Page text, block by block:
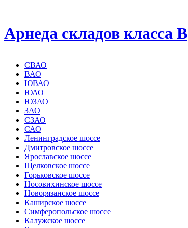
Арнеда складов класса B
СВАО
ВАО
ЮВАО
ЮАО
ЮЗАО
ЗАО
СЗАО
САО
Ленинградское шоссе
Дмитровское шоссе
Ярославское шоссе
Щелковское шоссе
Горьковское шоссе
Носовихинское шоссе
Новорязанское шоссе
Каширское шоссе
Симферопольское шоссе
Калужское шоссе